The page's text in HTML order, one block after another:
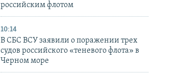
российским флотом
10:14
В СБС ВСУ заявили о поражении трех
судов российского «теневого флота» в
Черном море